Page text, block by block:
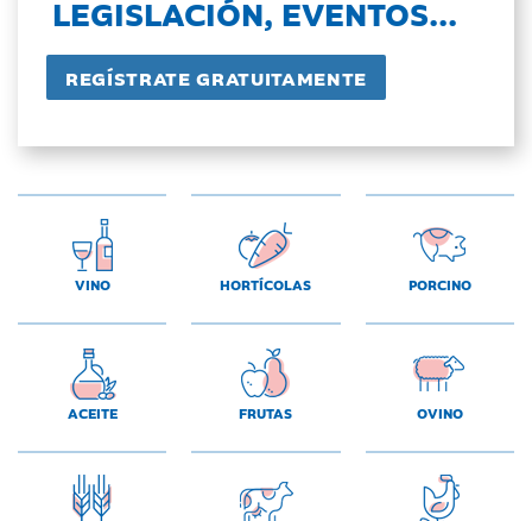
LEGISLACIÓN, EVENTOS...
VINO HORTÍCOLAS PORCINO
ACEITE FRUTAS OVINO